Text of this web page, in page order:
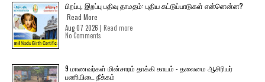
பிறப்பு, இறப்பு பதிவு தாமதம்: புதிய கட்டுப்பாடுகள் என்னென்ன?
Read More
Aug 07 2026 | Read more
No Comments
9 மாணவர்கள் மின்சாரம் தாக்கி காயம் - தலைமை ஆசிரியர்
பணியிடை நீக்கம்